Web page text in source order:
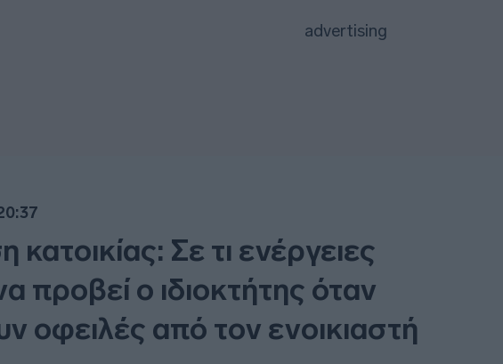
Σε τι ενέργειες
προβεί ο ιδιοκτήτης όταν
οφειλές από τον ενοικιαστή